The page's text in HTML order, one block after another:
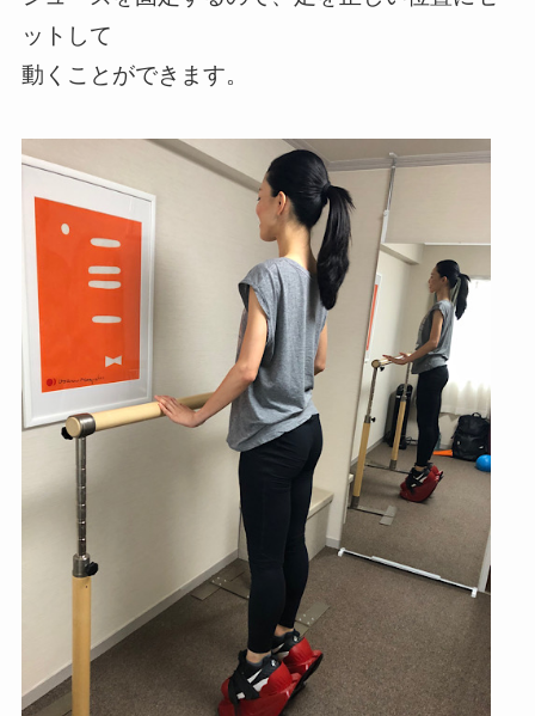
ットして
動くことができます。